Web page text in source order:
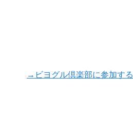
→ビヨグル倶楽部に参加する